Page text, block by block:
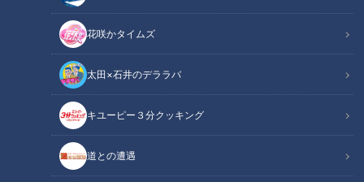
花咲かタイムズ
太田×石井のデララバ
キユーピー３分クッキング
道との遭遇
アジア大会 愛知・名古屋
動画